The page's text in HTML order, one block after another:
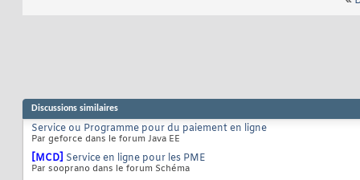
Discussions similaires
Service ou Programme pour du paiement en ligne
Par geforce dans le forum Java EE
[MCD] Service en ligne pour les PME
Par sooprano dans le forum Schéma